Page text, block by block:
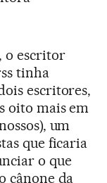
o escritor
tinha
escritores,
oito mais em
um
que ficaria
o que
cânone da